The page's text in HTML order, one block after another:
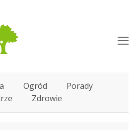
Ogród
Porady
Zdrowie